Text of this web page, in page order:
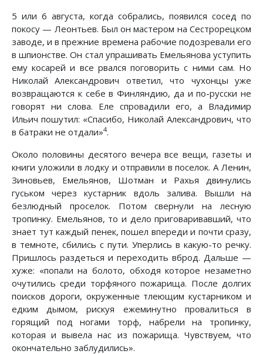
5 или 6 августа, когда собрались, появился сосед по
покосу — Леонтьев. Был он мастером на Сестрорецком
заводе, и в прежние времена рабочие подозревали его
в шпионстве. Он стал упрашивать Емельянова уступить
ему косарей и все рвался поговорить с ними сам. Но
Николай Александрович ответил, что чухонцы уже
возвращаются к себе в Финляндию, да и по-русски не
говорят ни слова. Еле спровадили его, а Владимир
Ильич пошутил: «Спасибо, Николай Александрович, что
в батраки не отдали»4.
Около половины десятого вечера все вещи, газеты и
книги уложили в лодку и отправили в поселок. А Ленин,
Зиновьев, Емельянов, Шотман и Рахья двинулись
гуськом через кустарник вдоль залива. Вышли на
безлюдный проселок. Потом свернули на лесную
тропинку. Емельянов, то и дело приговаривавший, что
знает тут каждый пенек, пошел впереди и почти сразу,
в темноте, сбились с пути. Уперлись в какую-то речку.
Пришлось раздеться и переходить вброд. Дальше —
хуже: «попали на болото, обходя которое незаметно
очутились среди торфяного пожарища. После долгих
поисков дороги, окруженные тлеющим кустарником и
едким дымом, рискуя ежеминутно провалиться в
горящий под ногами торф, набрели на тропинку,
которая и вывела нас из пожарища. Чувствуем, что
окончательно заблудились».